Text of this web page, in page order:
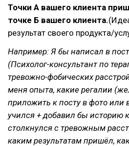
Точки А вашего клиента
точке Б вашего клиента.
результат своего продукта/
Например: Я бы написал в
(Психолог-консультант по
тревожно-фобических
меня опыта, какие регалии
приложить к посту в фото или
учился + добавил бы историю
столкнулся с тревожным
каким результатам пришёл,